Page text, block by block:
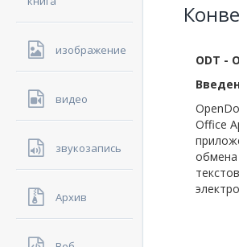
изображение
видео
звукозапись
Архив
ODT -
Office